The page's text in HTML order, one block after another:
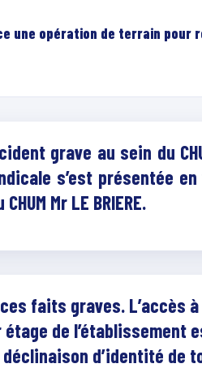
une opération de terrain
grave au sein du
s’est présentée
Mr LE BRIERE.
faits graves. L’accès
de l’établissement
d’identité de